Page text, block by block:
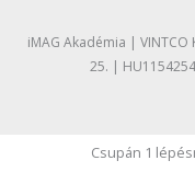
c
e
b
iMAG Akadémia | VINTCO
25. |
Csupán 1